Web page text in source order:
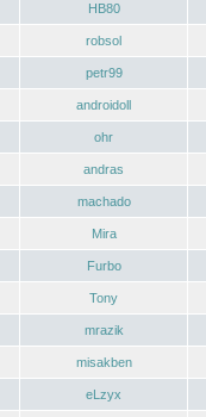
HB80
robsol
petr99
androidoll
ohr
andras
machado
Mira
Furbo
Tony
mrazik
misakben
eLzyx